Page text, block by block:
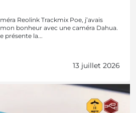
Reolink Trackmix Poe, j’avais
bonheur avec une caméra Dahua.
présente la...
13 juillet 2026